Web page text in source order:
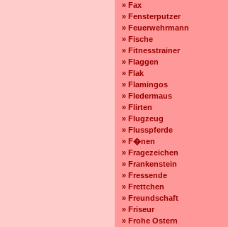
» Fax
» Fensterputzer
» Feuerwehrmann
» Fische
» Fitnesstrainer
» Flaggen
» Flak
» Flamingos
» Fledermaus
» Flirten
» Flugzeug
» Flusspferde
» F�nen
» Fragezeichen
» Frankenstein
» Fressende
» Frettchen
» Freundschaft
» Friseur
» Frohe Ostern